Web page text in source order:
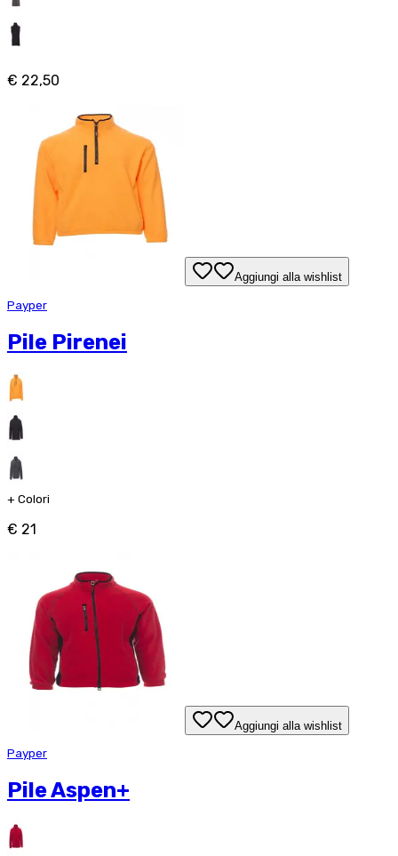
€ 22,50
Aggiungi alla wishlist
Payper
Pile Pirenei
+ Colori
€ 21
Aggiungi alla wishlist
Payper
Pile Aspen+